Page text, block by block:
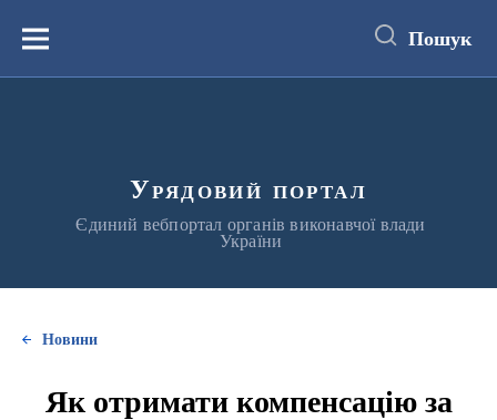
вмістуМеню Пошук
Урядовий портал
Єдиний вебпортал органів виконавчої влади
України
Новини
Як отримати компенсацію за